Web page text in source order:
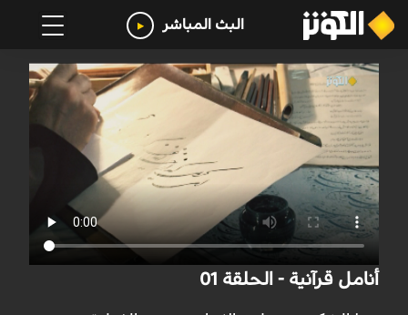
البث المباشر
أنامل قرآنية - الحلقة 01